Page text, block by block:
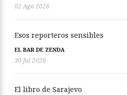
02 Ago 2026
Esos reporteros sensibles
EL BAR DE ZENDA
30 Jul 2026
El libro de Sarajevo